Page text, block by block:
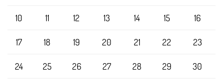
10 11 12 13 14 15 16
17 18 19 20 21 22 23
24 25 26 27 28 29 30